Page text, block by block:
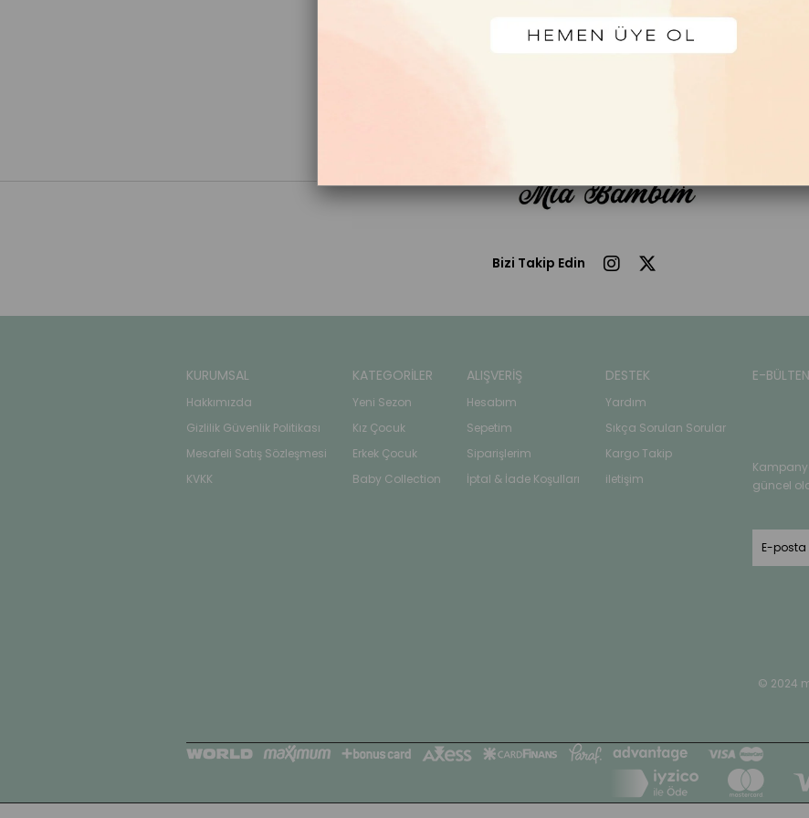
Bizi Takip Edin
KURUMSAL
Hakkımızda
Gizlilik Güvenlik Politikası
Mesafeli Satış Sözleşmesi
KVKK
KATEGORİLER
Yeni Sezon
Kız Çocuk
Erkek Çocuk
Baby Collection
ALIŞVERİŞ
Hesabım
Sepetim
Siparişlerim
İptal & İade Koşulları
DESTEK
Yardım
Sıkça Sorulan Sorular
Kargo Takip
iletişim
E-
güncel
© 2024